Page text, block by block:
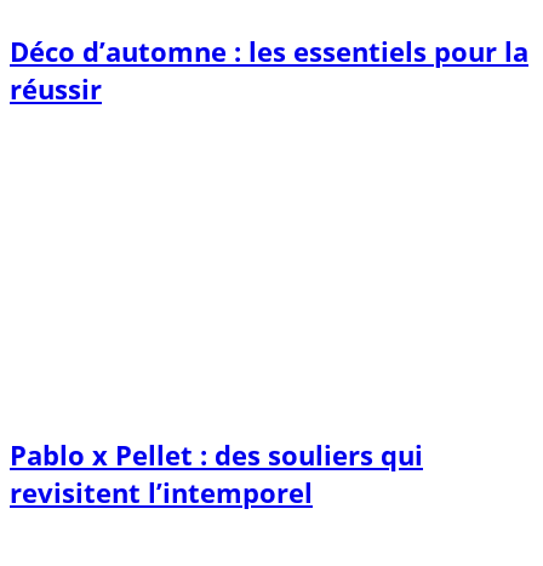
Déco d’automne : les essentiels pour la
réussir
Pablo x Pellet : des souliers qui
revisitent l’intemporel